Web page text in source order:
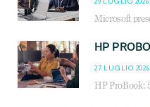
27 LUGLIO 2026